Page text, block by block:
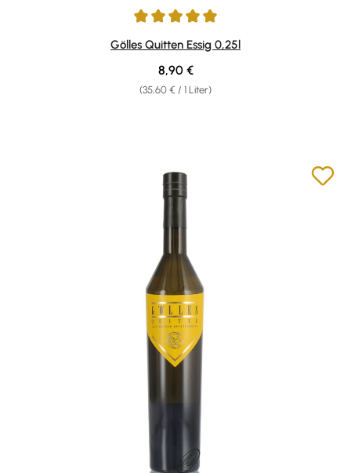
Durchschnittliche Bewertung von 5 von 5 Sternen
Gölles Quitten Essig 0,25l
(35,60 € / 1 Liter)
Regulärer Preis:
8,90 €